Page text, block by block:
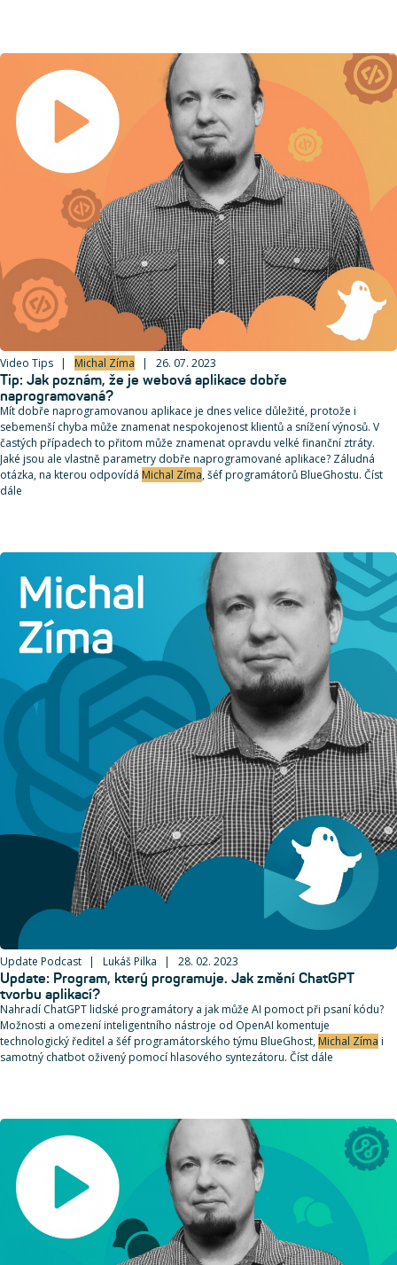
Video Tips Michal Zíma 26. 07. 2023
Tip: Jak poznám, že je webová aplikace dobře
naprogramovaná?
Mít dobře naprogramovanou aplikace je dnes velice důležité, protože i
sebemenší chyba může znamenat nespokojenost klientů a snížení výnosů. V
častých případech to přitom může znamenat opravdu velké finanční ztráty.
Jaké jsou ale vlastně parametry dobře naprogramované aplikace? Záludná
otázka, na kterou odpovídá Michal Zíma, šéf programátorů BlueGhostu. Číst
dále
Update Podcast Lukáš Pilka 28. 02. 2023
Update: Program, který programuje. Jak změní ChatGPT
tvorbu aplikací?
Nahradí ChatGPT lidské programátory a jak může AI pomoct při psaní kódu?
Možnosti a omezení inteligentního nástroje od OpenAI komentuje
technologický ředitel a šéf programátorského týmu BlueGhost, Michal Zíma i
samotný chatbot oživený pomocí hlasového syntezátoru. Číst dále